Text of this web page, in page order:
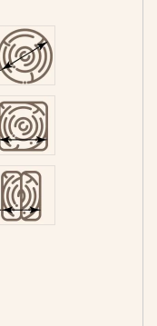
180
Оциліндрований 200
60
Профільований 150
Клеєний 120